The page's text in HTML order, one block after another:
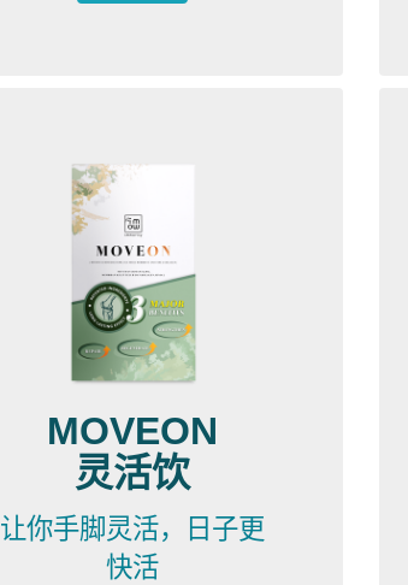
MOVEON
灵活饮
让你手脚灵活，日子更
快活